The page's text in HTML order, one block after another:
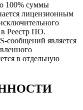
100% суммы
лицензионным
Реестр ПО.
сообщений является
в отдельную